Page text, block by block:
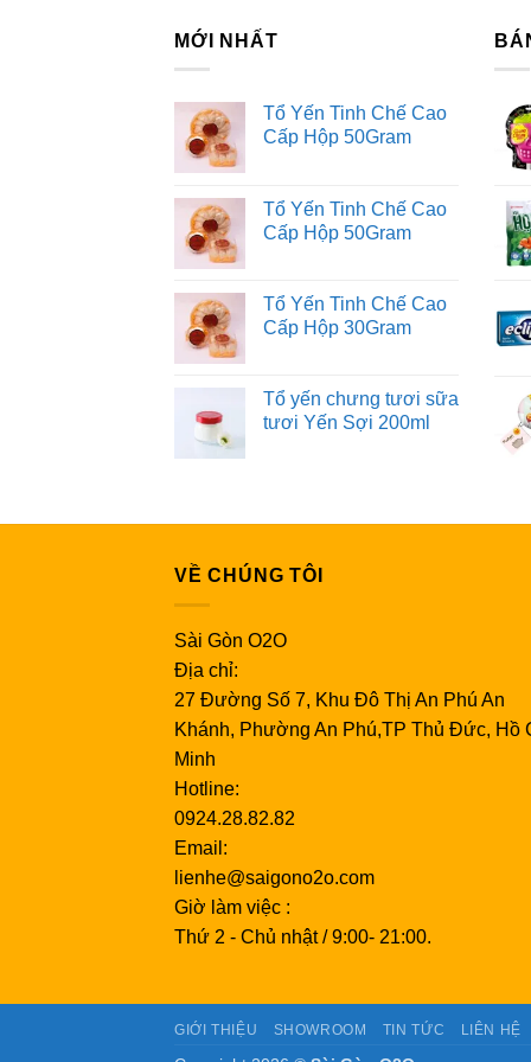
MỚI NHẤT
Tổ Yến Tinh Chế Cao
Cấp Hộp 50Gram
Tổ Yến Tinh Chế Cao
Cấp Hộp 50Gram
Tổ Yến Tinh Chế Cao
Cấp Hộp 30Gram
Tổ yến chưng tươi sữa
tươi Yến Sợi 200ml
VỀ CHÚNG TÔI
Sài Gòn O2O
Địa chỉ:
27 Đường Số 7, Khu Đô Thị An Phú An
Khánh, Phường An Phú,TP Thủ Đức, Hồ
Minh
Hotline:
0924.28.82.82
Email:
lienhe@saigono2o.com
Giờ làm việc :
Thứ 2 - Chủ nhật / 9:00- 21:00.
GIỚI THIỆU SHOWROOM TIN TỨC LIÊN HỆ